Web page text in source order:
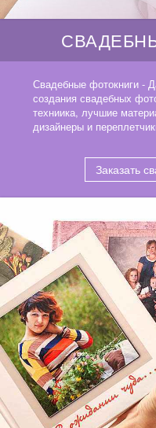
Свадебные фотокниги -
создания свадебных
техниика, лучшие
дизайнеры и
Заказать